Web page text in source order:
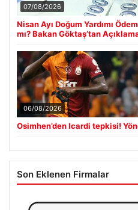
07/08/2026
Nisan Ayı Doğum Yardımı
mı? Bakan Göktaş’tan
06/08/2026
Osimhen’den Icardi tepkisi!
Son Eklenen Firmalar